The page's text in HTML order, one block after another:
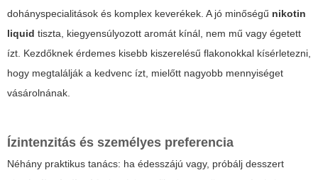
dohányspecialitások és komplex keverékek. A jó minőségű nikotin
liquid tiszta, kiegyensúlyozott aromát kínál, nem mű vagy égetett
ízt. Kezdőknek érdemes kisebb kiszerelésű flakonokkal kísérletezni,
hogy megtalálják a kedvenc ízt, mielőtt nagyobb mennyiséget
vásárolnának.
Ízintenzitás és személyes preferencia
Néhány praktikus tanács: ha édesszájú vagy, próbálj desszert